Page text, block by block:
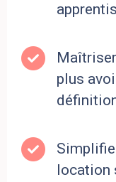
Maîtriser
plus
location